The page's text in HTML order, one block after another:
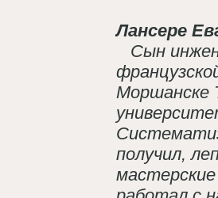
Лансере
Сын
Моршанске
получил,